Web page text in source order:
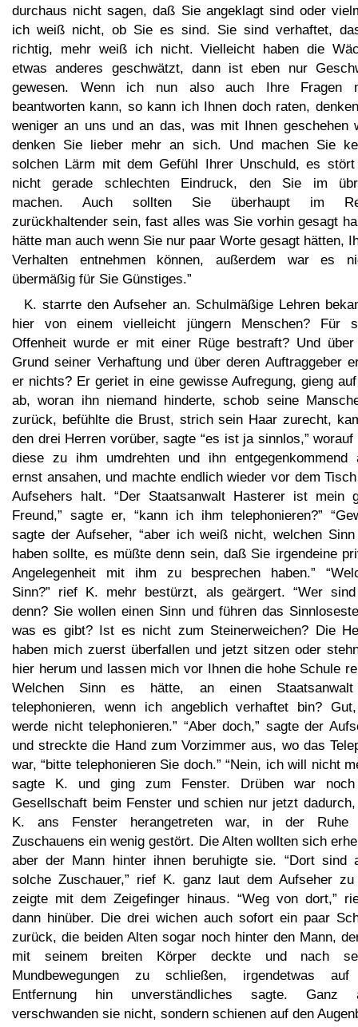
durchaus nicht sagen, daß Sie angeklagt sind oder
ich weiß nicht, ob Sie es sind. Sie sind verhaftet,
richtig, mehr weiß ich nicht. Vielleicht haben die
etwas anderes geschwätzt, dann ist eben nur
gewesen. Wenn ich nun also auch Ihre Fragen
beantworten kann, so kann ich Ihnen doch raten,
weniger an uns und an das, was mit Ihnen geschehen
denken Sie lieber mehr an sich. Und machen Sie
solchen Lärm mit dem Gefühl Ihrer Unschuld, es stört
nicht gerade schlechten Eindruck, den Sie im
machen. Auch sollten Sie überhaupt im
zurückhaltender sein, fast alles was Sie vorhin gesagt
hätte man auch wenn Sie nur paar Worte gesagt hätten,
Verhalten entnehmen können, außerdem war es
übermäßig für Sie Günstiges.”
K. starrte den Aufseher an. Schulmäßige Lehren
hier von einem vielleicht jüngern Menschen? Für
Offenheit wurde er mit einer Rüge bestraft? Und über
Grund seiner Verhaftung und über deren Auftraggeber
er nichts? Er geriet in eine gewisse Aufregung, gieng
ab, woran ihn niemand hinderte, schob seine
zurück, befühlte die Brust, strich sein Haar zurecht,
den drei Herren vorüber, sagte “es ist ja sinnlos,” worauf
diese zu ihm umdrehten und ihn entgegenkommend
ernst ansahen, und machte endlich wieder vor dem
Aufsehers halt. “Der Staatsanwalt Hasterer ist mein
Freund,” sagte er, “kann ich ihm telephonieren?”
sagte der Aufseher, “aber ich weiß nicht, welchen
haben sollte, es müßte denn sein, daß Sie irgendeine
Angelegenheit mit ihm zu besprechen haben.”
Sinn?” rief K. mehr bestürzt, als geärgert. “Wer
denn? Sie wollen einen Sinn und führen das
was es gibt? Ist es nicht zum Steinerweichen? Die
haben mich zuerst überfallen und jetzt sitzen oder
hier herum und lassen mich vor Ihnen die hohe Schule
Welchen Sinn es hätte, an einen
telephonieren, wenn ich angeblich verhaftet bin?
werde nicht telephonieren.” “Aber doch,” sagte der
und streckte die Hand zum Vorzimmer aus, wo das
war, “bitte telephonieren Sie doch.” “Nein, ich will nicht
sagte K. und ging zum Fenster. Drüben war
Gesellschaft beim Fenster und schien nur jetzt
K. ans Fenster herangetreten war, in der Ruhe
Zuschauens ein wenig gestört. Die Alten wollten sich
aber der Mann hinter ihnen beruhigte sie. “Dort sind
solche Zuschauer,” rief K. ganz laut dem Aufseher zu
zeigte mit dem Zeigefinger hinaus. “Weg von dort,”
dann hinüber. Die drei wichen auch sofort ein paar
zurück, die beiden Alten sogar noch hinter den Mann,
mit seinem breiten Körper deckte und nach
Mundbewegungen zu schließen, irgendetwas
Entfernung hin unverständliches sagte. Ganz
verschwanden sie nicht, sondern schienen auf den